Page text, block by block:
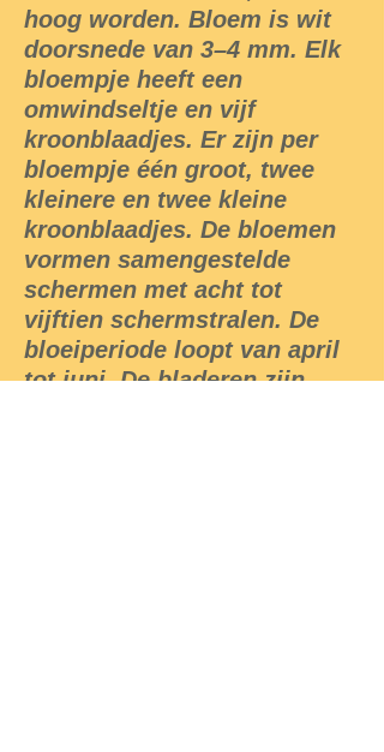
hoog worden. Bloem is wit
doorsnede van 3–4 mm. Elk
bloempje heeft een
omwindseltje en vijf
kroonblaadjes. Er zijn per
bloempje één groot, twee
kleinere en twee kleine
kroonblaadjes. De bloemen
vormen samengestelde
schermen met acht tot
vijftien schermstralen. De
bloeiperiode loopt van april
tot juni. De bladeren zijn